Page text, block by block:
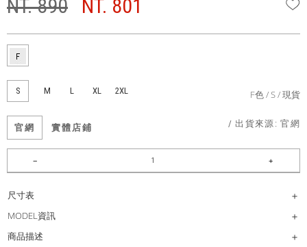
NT. 890 NT. 801
S M L XL 2XL F色 S 現貨
官網 實體店鋪 / 出貨來源:官網
尺寸表
MODEL資訊
商品描述